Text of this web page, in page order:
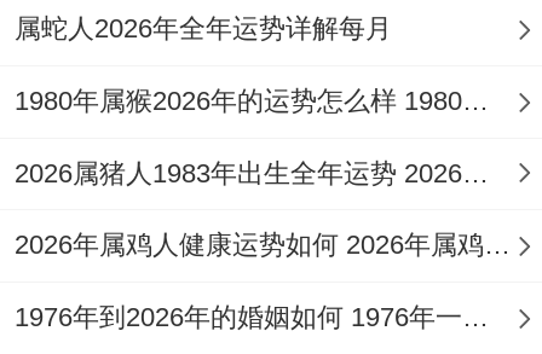
循"咖啡馆首约法则"避免烂桃花干扰。
想起来真是 - 已婚人士的信任危机再7-8月达
发生率下降63%！
备孕家庭需重点把握11月金星入子女宫的黄
提升至常规月份的2.3倍。
属蛇人2026年全年运势详解每月
1980年属猴2026年的运势怎么样 1980年属猴人2月份运程
2026属猪人1983年出生全年运势 2026属猪人的全年运势
2026年属鸡人健康运势如何 2026年属鸡人的全年运势如何
1976年到2026年的婚姻如何 1976年一生婚姻状况